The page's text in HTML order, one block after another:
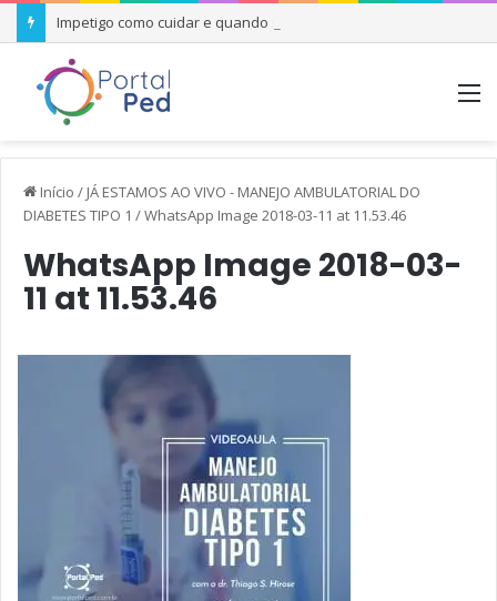
Impetigo como cuidar e quando se preocupar
Início / JÁ ESTAMOS AO VIVO - MANEJO AMBULATORIAL DO
DIABETES TIPO 1 /WhatsApp Image 2018-03-11 at 11.53.46
WhatsApp Image 2018-03-
11 at 11.53.46